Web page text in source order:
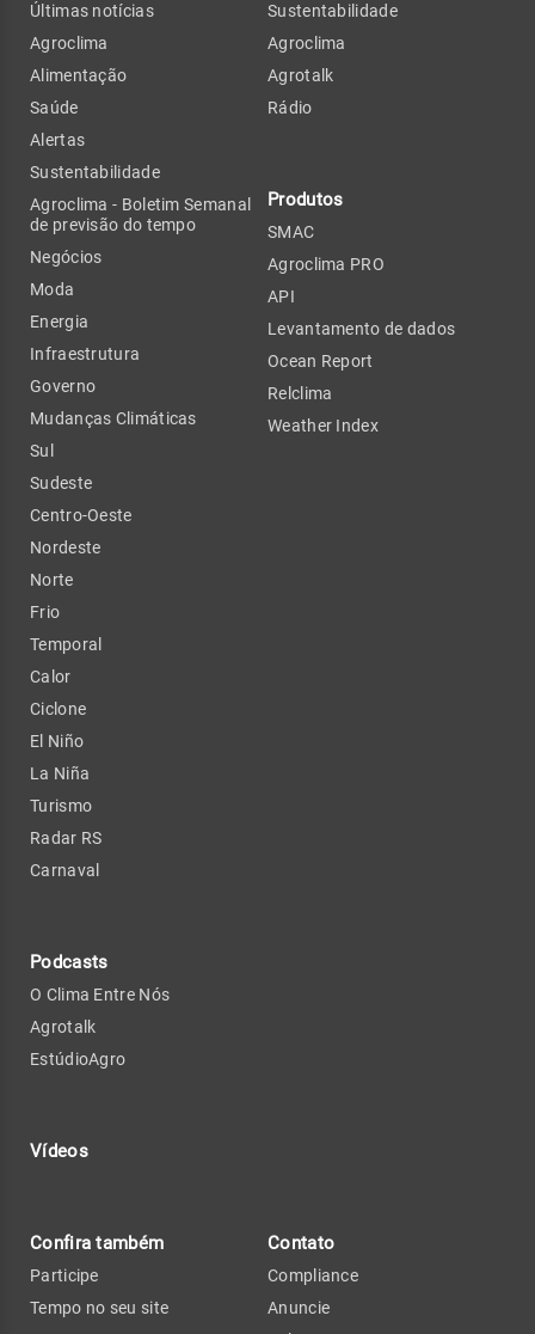
Últimas notícias
Agroclima
Alimentação
Saúde
Alertas
Sustentabilidade
Agroclima - Boletim Semanal
de previsão do tempo
Negócios
Moda
Energia
Infraestrutura
Governo
Mudanças Climáticas
Sul
Sudeste
Centro-Oeste
Nordeste
Norte
Frio
Temporal
Calor
Ciclone
El Niño
La Niña
Turismo
Radar RS
Carnaval
Podcasts
O Clima Entre Nós
Agrotalk
EstúdioAgro
Vídeos
Sustentabilidade
Agroclima
Agrotalk
Rádio
Produtos
SMAC
Agroclima PRO
API
Levantamento de dados
Ocean Report
Relclima
Weather Index
Confira também
Participe
Tempo no seu site
Contato
Compliance
Anuncie